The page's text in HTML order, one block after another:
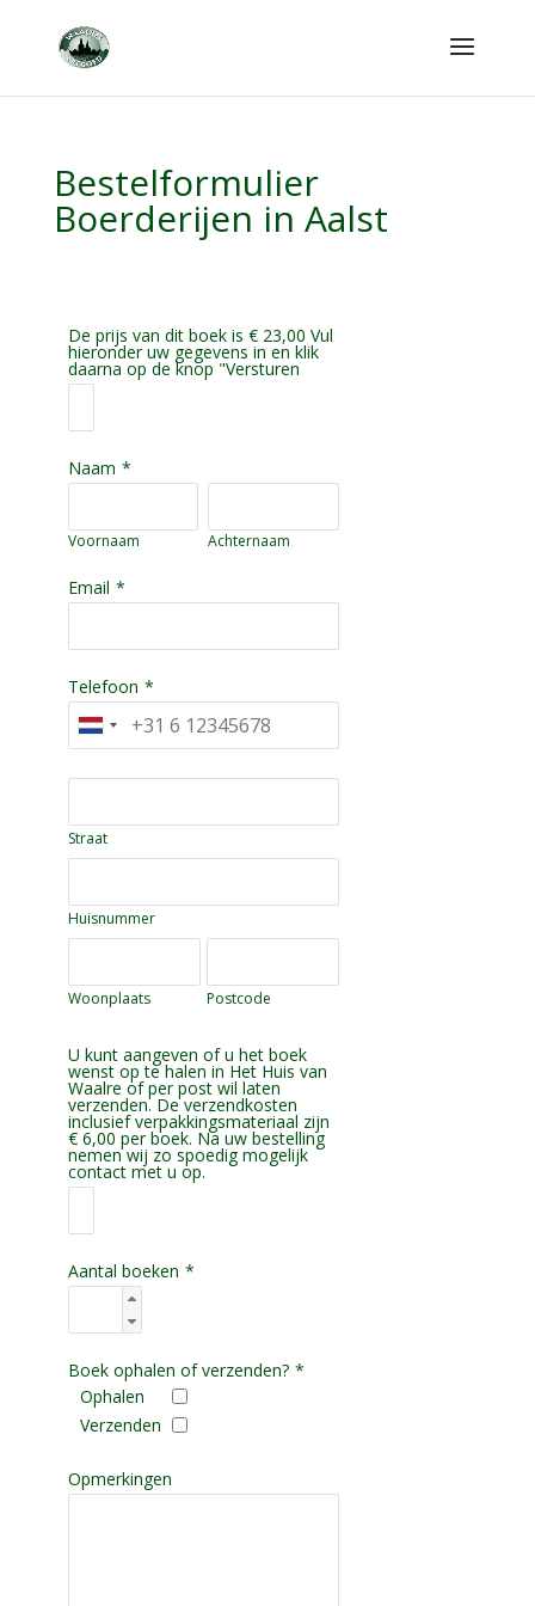
Bestelformulier
Boerderijen in Aalst
De prijs van dit boek is € 23,00 Vul
hieronder uw gegevens in en klik
daarna op de knop "Versturen
Naam *
Voornaam Achternaam
Email *
Telefoon *
Straat
Huisnummer
Woonplaats Postcode
U kunt aangeven of u het boek
wenst op te halen in Het Huis van
Waalre of per post wil laten
verzenden. De verzendkosten
inclusief verpakkingsmateriaal zijn
€ 6,00 per boek. Na uw bestelling
nemen wij zo spoedig mogelijk
contact met u op.
Aantal boeken *
Boek ophalen of verzenden? *
Ophalen
Verzenden
Opmerkingen